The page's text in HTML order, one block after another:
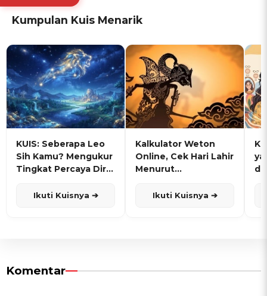
Kumpulan Kuis Menarik
KUIS: Seberapa Leo
Sih Kamu? Mengukur
Tingkat Percaya Diri
Ikuti Kuisnya ➔
Kalkulator Weton
Online, Cek Hari Lahir
Menurut
Ikuti Kuisnya ➔
Komentar